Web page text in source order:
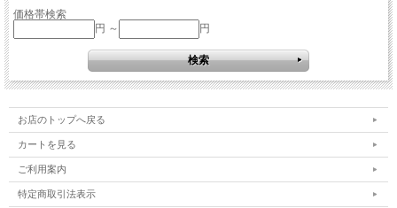
価格帯検索
円 ～
円
お店のトップへ戻る
カートを見る
ご利用案内
特定商取引法表示